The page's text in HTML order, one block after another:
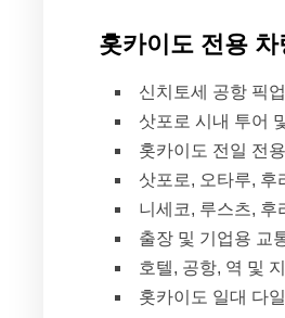
홋카이도 전용
신치토세 공항 픽
삿포로 시내 투어
홋카이도 전일 전
삿포로, 오타루, 후
니세코, 루스츠, 후
출장 및 기업용 교
호텔, 공항, 역 및
홋카이도 일대 다